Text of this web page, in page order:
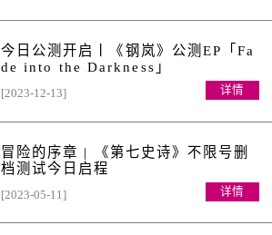
今日公测开启丨《钢岚》公测EP「Fa
de into the Darkness」
[2023-12-13] 详情
冒险的序章 | 《第七史诗》不限号删
档测试今日启程
[2023-05-11] 详情